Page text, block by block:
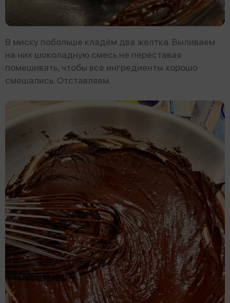
В миску побольше кладём два желтка. Выливаем
на них шоколадную смесь не переставая
помешивать, чтобы все ингредиенты хорошо
смешались. Отставляем.